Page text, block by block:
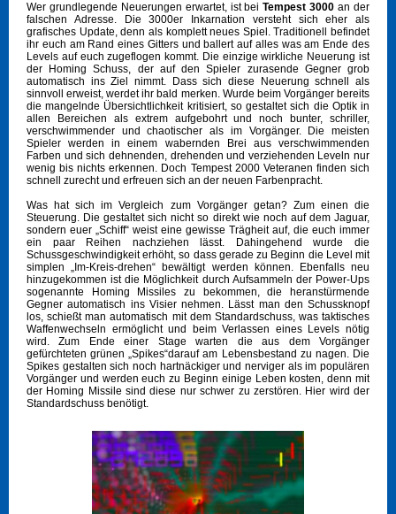
Wer grundlegende Neuerungen erwartet, ist beiTempest 3000 an der
falschen Adresse. Die 3000er Inkarnation versteht sich eher als
grafisches Update, denn als komplett neues Spiel. Traditionell befindet
ihr euch am Rand eines Gitters und ballert auf alles was am Ende des
Levels auf euch zugeflogen kommt. Die einzige wirkliche Neuerung ist
der Homing Schuss, der auf den Spieler zurasende Gegner grob
automatisch ins Ziel nimmt. Dass sich diese Neuerung schnell als
sinnvoll erweist, werdet ihr bald merken. Wurde beim Vorgänger bereits
die mangelnde Übersichtlichkeit kritisiert, so gestaltet sich die Optik in
allen Bereichen als extrem aufgebohrt und noch bunter, schriller,
verschwimmender und chaotischer als im Vorgänger. Die meisten
Spieler werden in einem wabernden Brei aus verschwimmenden
Farben und sich dehnenden, drehenden und verziehenden Leveln nur
wenig bis nichts erkennen. Doch Tempest 2000 Veteranen finden sich
schnell zurecht und erfreuen sich an der neuen Farbenpracht.
Was hat sich im Vergleich zum Vorgänger getan? Zum einen die
Steuerung. Die gestaltet sich nicht so direkt wie noch auf dem Jaguar,
sondern euer „Schiff“ weist eine gewisse Trägheit auf, die euch immer
ein paar Reihen nachziehen lässt. Dahingehend wurde die
Schussgeschwindigkeit erhöht, so dass gerade zu Beginn die Level mit
simplen „Im-Kreis-drehen“ bewältigt werden können. Ebenfalls neu
hinzugekommen ist die Möglichkeit durch Aufsammeln der Power-Ups
sogenannte Homing Missiles zu bekommen, die heranstürmende
Gegner automatisch ins Visier nehmen. Lässt man den Schussknopf
los, schießt man automatisch mit dem Standardschuss, was taktisches
Waffenwechseln ermöglicht und beim Verlassen eines Levels nötig
wird. Zum Ende einer Stage warten die aus dem Vorgänger
gefürchteten grünen „Spikes“darauf am Lebensbestand zu nagen. Die
Spikes gestalten sich noch hartnäckiger und nerviger als im populären
Vorgänger und werden euch zu Beginn einige Leben kosten, denn mit
der Homing Missile sind diese nur schwer zu zerstören. Hier wird der
Standardschuss benötigt.